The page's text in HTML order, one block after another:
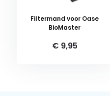
Filtermand voor Oase
BioMaster
€ 9,95